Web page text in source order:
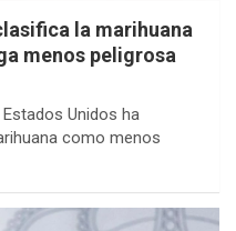
la marihuana
menos peligrosa
Unidos ha
como menos